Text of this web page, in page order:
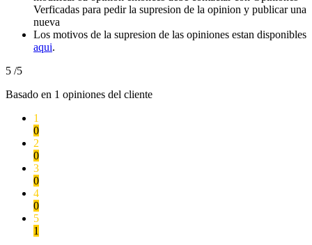
Verficadas para pedir la supresion de la opinion y publicar una
nueva
Los motivos de la supresion de las opiniones estan disponibles
aqui.
5 /5
Basado en 1 opiniones del cliente
1
0
2
0
3
0
4
0
5
1